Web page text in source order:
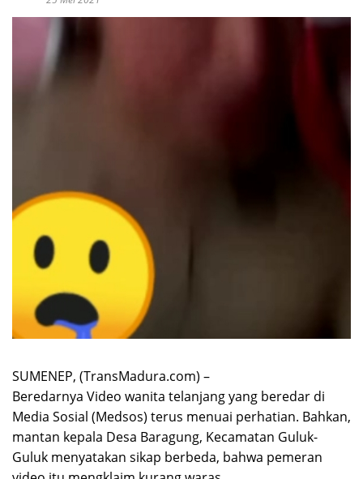
SUMENEP, (TransMadura.com) –
Beredarnya Video wanita telanjang yang beredar di
Media Sosial (Medsos) terus menuai perhatian. Bahkan,
mantan kepala Desa Baragung, Kecamatan Guluk-
Guluk menyatakan sikap berbeda, bahwa pemeran